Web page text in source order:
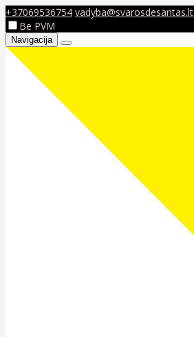
+37069536754 vadyba@svarosdesantas.lt
Be PVM
Navigacija